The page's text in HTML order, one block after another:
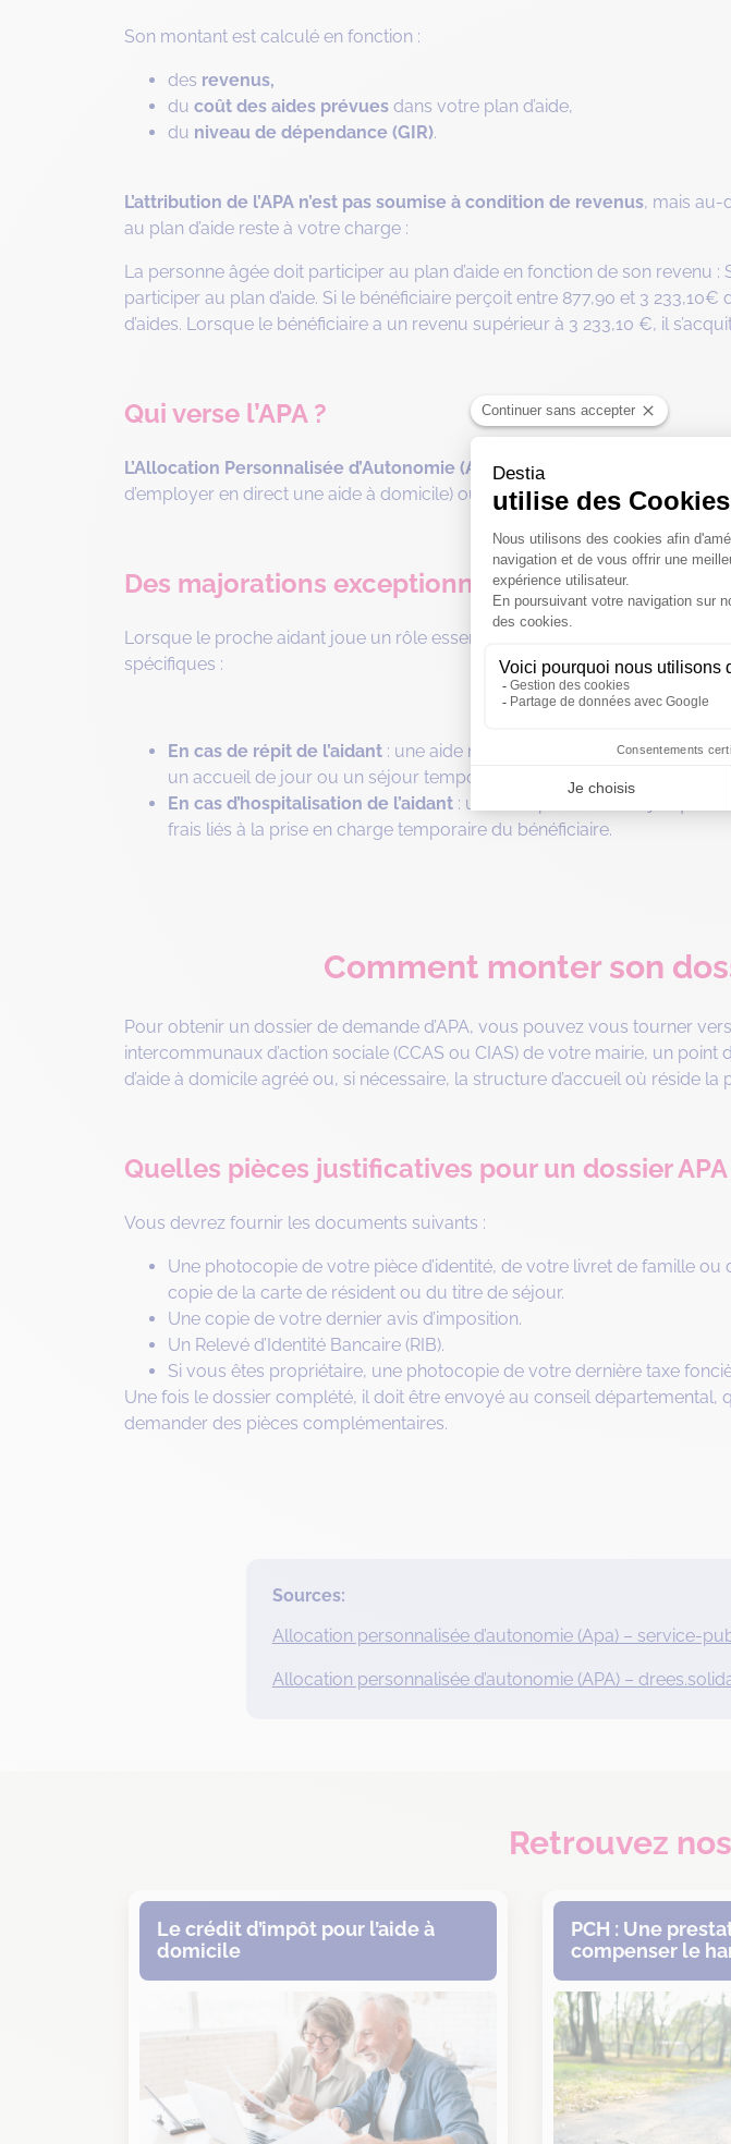
Son montant est calculé en fonction :
des revenus,
du coût des aides prévues dans votre plan d’aide,
du niveau de dépendance (GIR).
L’attribution de l’APA n’est pas soumise à condition de revenus, mais au-
au plan d’aide reste à votre charge :
La personne âgée doit participer au plan d’aide en fonction de son revenu :
participer au plan d’aide. Si le bénéficiaire perçoit entre 877,90 et 3
d’aides. Lorsque le bénéficiaire a un revenu supérieur à 3 233,10 €, il
Qui verse l’APA ?
L’Allocation Personnalisée d’Autonomie (APA) est versée par le
d’employer en direct une aide à domicile) ou au service d’aide à domicile qui
Des majorations exceptionnelles du plan d’aide
Lorsque le proche aidant joue un rôle essentiel dans la prise en charge du
spécifiques :
En cas de répit de l’aidant : une aide maximale de 548,54 € par an,
un accueil de jour ou un séjour temporaire en EHPAD.
En cas d’hospitalisation de l’aidant : une aide pouvant aller jusqu’à
frais liés à la prise en charge temporaire du bénéficiaire.
Comment monter son
Pour obtenir un dossier de demande d’APA, vous pouvez vous tourner
intercommunaux d’action sociale (CCAS ou CIAS) de votre mairie, un
d’aide à domicile agréé ou, si nécessaire, la structure d’accueil où réside la
Quelles pièces justificatives pour un dossier APA
Vous devrez fournir les documents suivants :
Une photocopie de votre pièce d’identité, de votre livret de famille
copie de la carte de résident ou du titre de séjour.
Une copie de votre dernier avis d’imposition.
Un Relevé d’Identité Bancaire (RIB).
Si vous êtes propriétaire, une photocopie de votre dernière taxe
Une fois le dossier complété, il doit être envoyé au conseil
demander des pièces complémentaires.
Sources:
Allocation personnalisée d’autonomie (Apa) – service-
Allocation personnalisée d’autonomie (APA) –
Retrouvez
Le crédit d’impôt pour l’aide à
domicile
PCH : Une
compenser le